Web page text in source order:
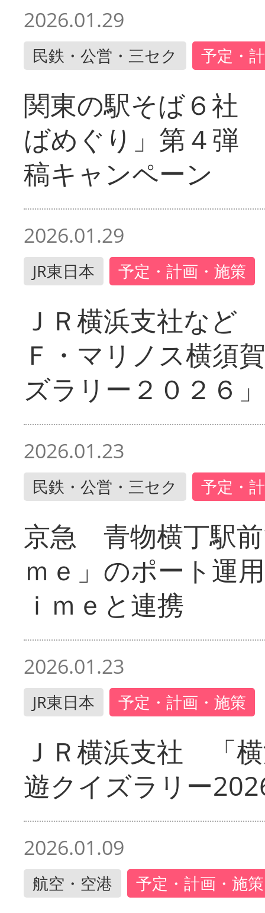
2026.01.29
民鉄・公営・三セク 予定・
関東の駅そば６社
ばめぐり」第４弾
稿キャンペーン
2026.01.29
JR東日本 予定・計画・施策
ＪＲ横浜支社など
Ｆ・マリノス横須
ズラリー２０２６」
2026.01.23
民鉄・公営・三セク 予定・
京急 青物横丁駅
ｍｅ」のポート運
ｉｍｅと連携
2026.01.23
JR東日本 予定・計画・施策
ＪＲ横浜支社 「
遊クイズラリー
2026.01.09
航空・空港 予定・計画・施策